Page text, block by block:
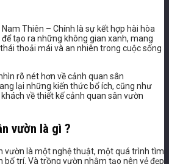
Thiên – Chính là sự kết hợp hài hòa
tạo ra những không gian xanh, mang
thoải mái và an nhiên trong cuộc sống
rõ nét hơn về cảnh quan sân
lại những kiến thức bổ ích, cũng như
về thiết kế cảnh quan sân vườn
vườn là gì ?
vườn là một nghệ thuật, một quá trình tìm
bố trí. Và trồng vườn nhằm tạo nên vẻ đẹp